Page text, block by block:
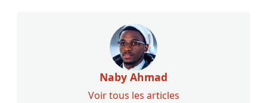
Naby Ahmad
Voir tous les articles